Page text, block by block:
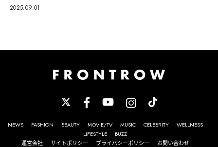
2025.09.01
NEWS FASHION BEAUTY MOVIE/TV MUSIC CELEBRITY
WELLNESS
LIFESTYLE
BUZZ
運営会社
サイトポリシー プライバシーポリシー お問い合わせ